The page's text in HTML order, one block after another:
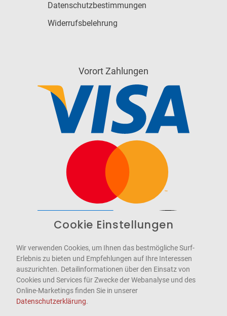
Datenschutzbestimmungen
Widerrufsbelehrung
Vorort Zahlungen
WCAG-2.1-AA
Cookie Einstellungen
Wir verwenden Cookies, um Ihnen das bestmögliche Surf-
Erlebnis zu bieten und Empfehlungen auf Ihre Interessen
auszurichten. Detailinformationen über den Einsatz von
Cookies und Services für Zwecke der Webanalyse und des
Online-Marketings finden Sie in unserer
Datenschutzerklärung.